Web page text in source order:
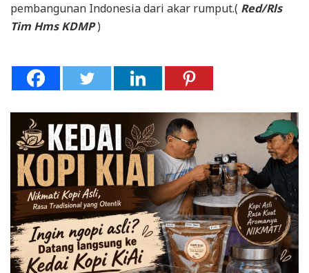
pembangunan Indonesia dari akar rumput.( Red/Rls
Tim Hms KDMP)